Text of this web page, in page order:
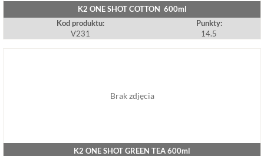
K2 ONE SHOT COTTON 600ml
Kod produktu:
V231
Punkty:
14.5
Brak zdjęcia
K2 ONE SHOT GREEN TEA 600ml